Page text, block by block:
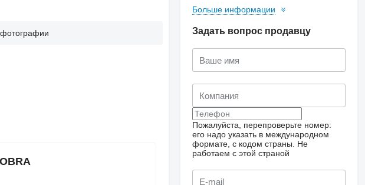
Больше информации
Задать вопрос продавцу
Пожалуйста, перепроверьте номер:
его надо указать в международном
формате, с кодом страны.
Не
работаем с этой страной